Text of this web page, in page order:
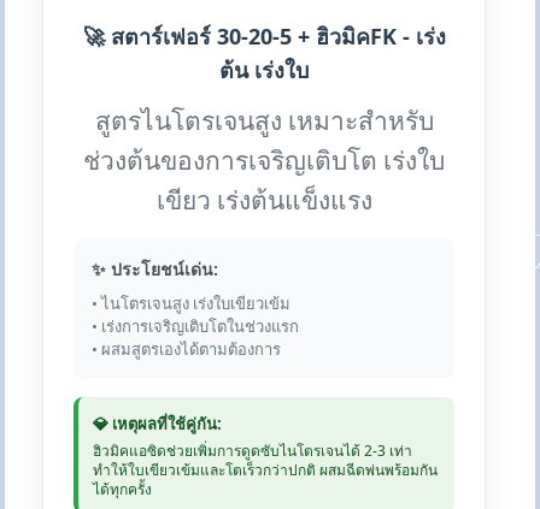
🚀 สตาร์เฟอร์ 30-20-5 + ฮิวมิคFK - เร่ง
ต้น เร่งใบ
สูตรไนโตรเจนสูง เหมาะสำหรับ
ช่วงต้นของการเจริญเติบโต เร่งใบ
เขียว เร่งต้นแข็งแรง
✨ ประโยชน์เด่น:
• ไนโตรเจนสูง เร่งใบเขียวเข้ม
• เร่งการเจริญเติบโตในช่วงแรก
• ผสมสูตรเองได้ตามต้องการ
💎 เหตุผลที่ใช้คู่กัน:
ฮิวมิคแอซิดช่วยเพิ่มการดูดซับไนโตรเจนได้ 2-3 เท่า
ทำให้ใบเขียวเข้มและโตเร็วกว่าปกติ ผสมฉีดพ่นพร้อมกัน
ได้ทุกครั้ง